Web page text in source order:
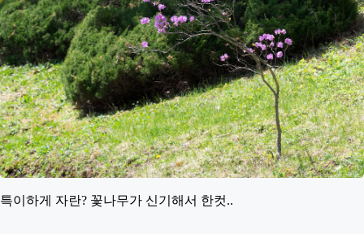
특이하게 자란? 꽃나무가 신기해서 한컷..